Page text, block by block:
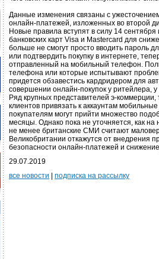
Данные изменения связаны с
онлайн-платежей, изложенных во второй
Новые правила вступят в силу 14
банковских карт Visa и Mastercard для
больше не смогут просто вводить пароль
или подтвердить покупку в интернете,
отправленный на мобильный телефон.
телефона или которые испытывают
придется обзавестись кардридером для
совершении онлайн-покупок у ритейлера,
Ряд крупных представителей э-коммерции,
клиентов привязать к аккаунтам
покупателям могут прийти множество
месяцы. Однако пока не уточняется, как
не менее британские СМИ считают
Великобритании откажутся от внедрения
безопасности онлайн-платежей и
29.07.2019
все новости
подписка на рассылку